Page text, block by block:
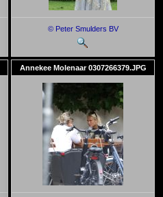
© Peter Smulders BV
Annekee Molenaar 0307266379.JPG